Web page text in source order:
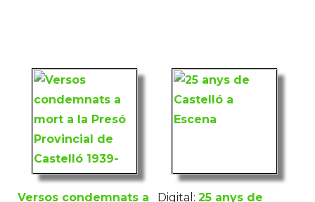
Versos condemnats a
Digital: 25 anys de